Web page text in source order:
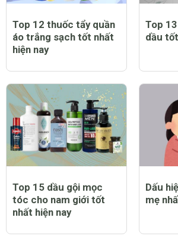
Top 12 thuốc tẩy quần
áo trắng sạch tốt nhất
hiện nay
Top